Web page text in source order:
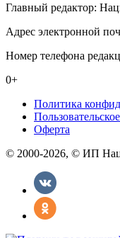
Главный редактор:
Адрес электронной
Номер телефона
0+
Политика
Оферта
© 2000-2026, © ИП